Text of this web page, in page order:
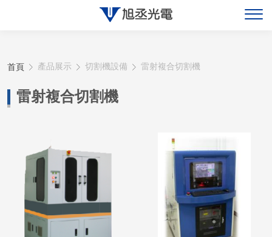
聯絡旭丞
首頁 產品展示 切割機設備 雷射複合切割機
雷射複合切割機